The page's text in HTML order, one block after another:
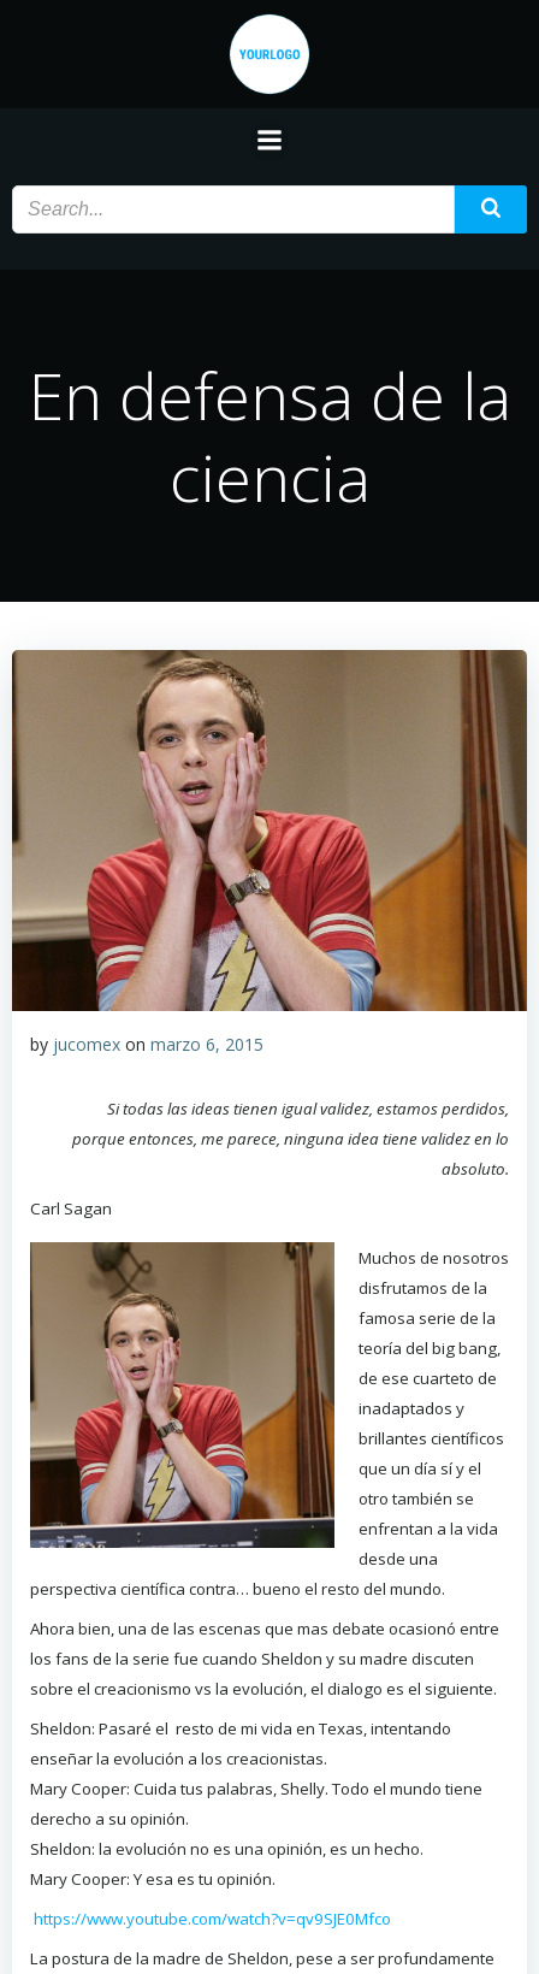
Saltar
contenido
En defensa de la
ciencia
by jucomex on marzo 6, 2015
Si todas las ideas tienen igual validez, estamos perdidos,
porque entonces, me parece, ninguna idea tiene validez en lo
absoluto.
Carl Sagan
Muchos de nosotros
disfrutamos de la
famosa serie de la
teoría del big bang,
de ese cuarteto de
inadaptados y
brillantes científicos
que un día sí y el
otro también se
enfrentan a la vida
desde una
perspectiva científica contra… bueno el resto del mundo.
Ahora bien, una de las escenas que mas debate ocasionó entre
los fans de la serie fue cuando Sheldon y su madre discuten
sobre el creacionismo vs la evolución, el dialogo es el siguiente.
Sheldon: Pasaré el resto de mi vida en Texas, intentando
enseñar la evolución a los creacionistas.
Mary Cooper: Cuida tus palabras, Shelly. Todo el mundo tiene
derecho a su opinión.
Sheldon: la evolución no es una opinión, es un hecho.
Mary Cooper: Y esa es tu opinión.
https://www.youtube.com/watch?v=qv9SJE0Mfco
La postura de la madre de Sheldon, pese a ser profundamente